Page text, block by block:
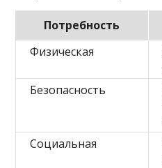
Потребность
Физическая
Безопасность
Социальная